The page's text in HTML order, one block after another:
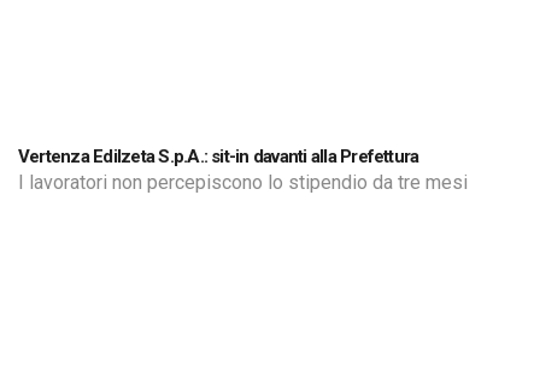
Vertenza Edilzeta S.p.A.: sit-in davanti alla Prefettura
I lavoratori non percepiscono lo stipendio da tre mesi